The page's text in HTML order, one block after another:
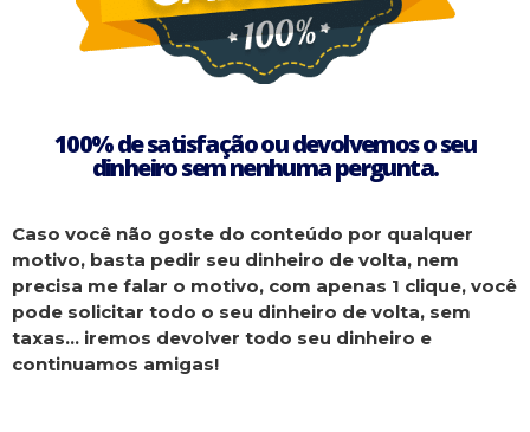
100% de satisfação ou devolvemos o seu
dinheiro sem nenhuma pergunta.
Caso você não goste do conteúdo por qualquer
motivo, basta pedir seu dinheiro de volta, nem
precisa me falar o motivo, com apenas 1 clique, você
pode solicitar todo o seu dinheiro de volta, sem
taxas… iremos devolver todo seu dinheiro e
continuamos amigas!